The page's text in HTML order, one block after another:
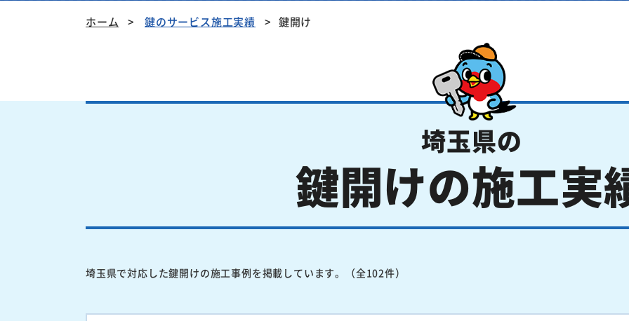
ホーム 鍵のサービス施工実績 鍵開け
埼玉県の
鍵開けの施工実
埼玉県で対応した鍵開けの施工事例を掲載しています。（全102件）